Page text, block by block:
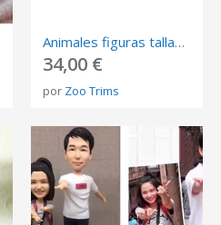
Animales figuras talladas esculturas
34,00 €
por Zoo Trims